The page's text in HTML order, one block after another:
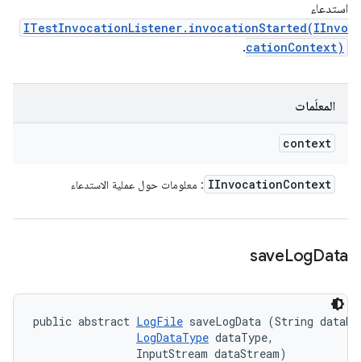
استدعاء
ITestInvocationListener.invocationStarted(IInvo
cationContext)
.
المعلَمات
context
IInvocationContext : معلومات حول عملية الاستدعاء
saveLogData
public abstract LogFile saveLogData (String
LogDataType dataType,
                InputStream dataStream)